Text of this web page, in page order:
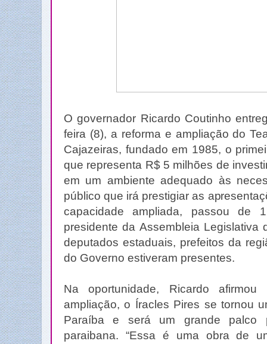
O governador Ricardo Coutinho
feira (8), a reforma e ampliação do
Cajazeiras, fundado em 1985, o
que representa R$ 5 milhões de
em um ambiente adequado às
público que irá prestigiar as
capacidade ampliada, passou de
presidente da Assembleia Legislativa
deputados estaduais, prefeitos da
do Governo estiveram presentes.
Na oportunidade, Ricardo
ampliação, o Íracles Pires se tornou
Paraíba e será um grande palco
paraibana. “Essa é uma obra de